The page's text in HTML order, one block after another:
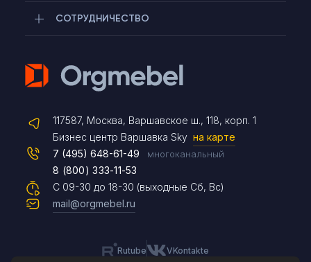
СОТРУДНИЧЕСТВО
117587, Москва, Варшавское ш., 118, корп. 1
Бизнес центр Варшавка Sky на карте
С 09-30 до 18-30 (выходные Сб, Вс)
7 (495) 648-61-49 многоканальный
8 (800) 333-11-53
mail@orgmebel.ru
Rutube VKontakte
Telegram
Max
Чат на сайте
8 (495) 183-47-87